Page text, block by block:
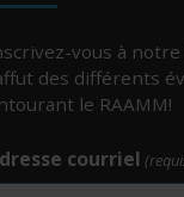
vous à
des différents
le RAAMM!
courriel